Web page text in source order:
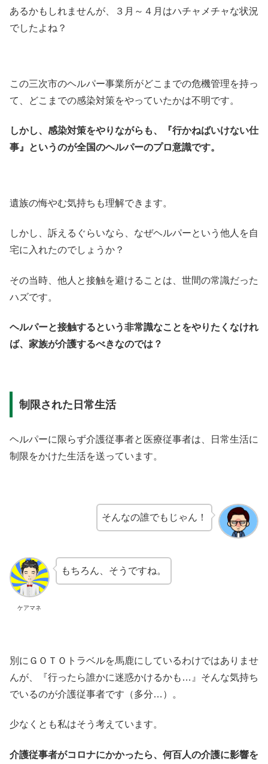
あるかもしれませんが、３月～４月はハチャメチャな状況
でしたよね？
この三次市のヘルパー事業所がどこまでの危機管理を持っ
て、どこまでの感染対策をやっていたかは不明です。
しかし、感染対策をやりながらも、『行かねばいけない仕
事』というのが全国のヘルパーのプロ意識です。
遺族の悔やむ気持ちも理解できます。
しかし、訴えるぐらいなら、なぜヘルパーという他人を自
宅に入れたのでしょうか？
その当時、他人と接触を避けることは、世間の常識だった
ハズです。
ヘルパーと接触するという非常識なことをやりたくなけれ
ば、家族が介護するべきなのでは？
制限された日常生活
ヘルパーに限らず介護従事者と医療従事者は、日常生活に
制限をかけた生活を送っています。
そんなの誰でもじゃん！
ケアマネ
もちろん、そうですね。
別にＧＯＴＯトラベルを馬鹿にしているわけではありませ
んが、『行ったら誰かに迷惑かけるかも…』そんな気持ち
でいるのが介護従事者です（多分…）。
少なくとも私はそう考えています。
介護従事者がコロナにかかったら、何百人の介護に影響を